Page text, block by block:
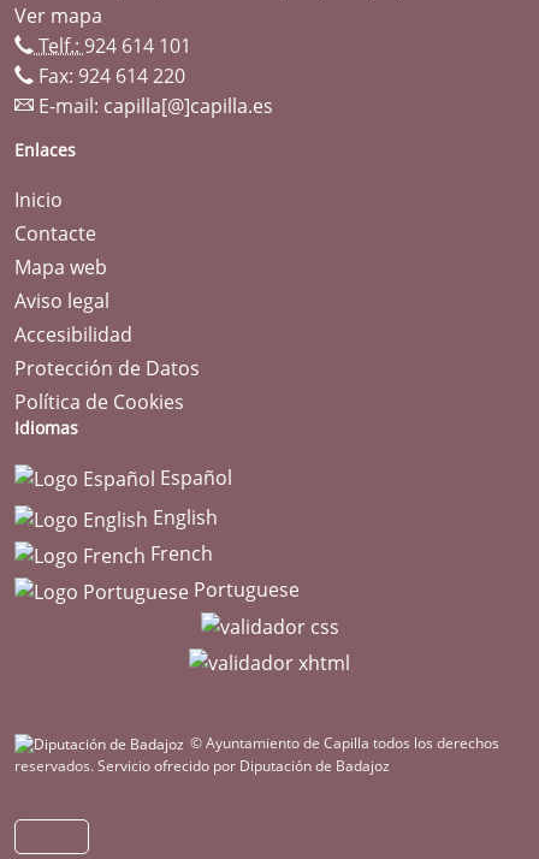
Ver mapa
Telf.: 924 614 101
Fax: 924 614 220
E-mail: capilla[@]capilla.es
Enlaces
Inicio
Contacte
Mapa web
Aviso legal
Accesibilidad
Protección de Datos
Política de Cookies
Idiomas
Español
English
French
Portuguese
© Ayuntamiento de Capilla todos los derechos
reservados.Servicio ofrecido por Diputación de Badajoz